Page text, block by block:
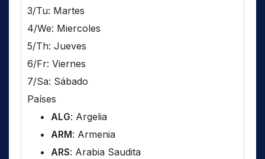
3/Tu: Martes
4/We: Miercoles
5/Th: Jueves
6/Fr: Viernes
7/Sa: Sábado
Países
ALG: Argelia
ARM: Armenia
ARS: Arabia Saudita